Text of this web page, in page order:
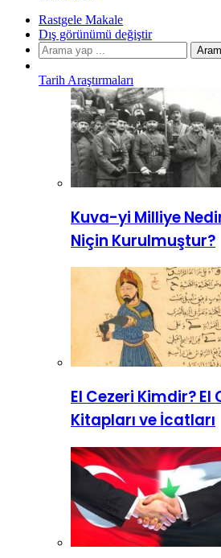
Rastgele Makale
Dış görünümü değiştir
Tarih Araştırmaları
Kuva-yi Milliye
Niçin Kurulmuştur?
El Cezeri Kimdir? El
Kitapları ve İcatları